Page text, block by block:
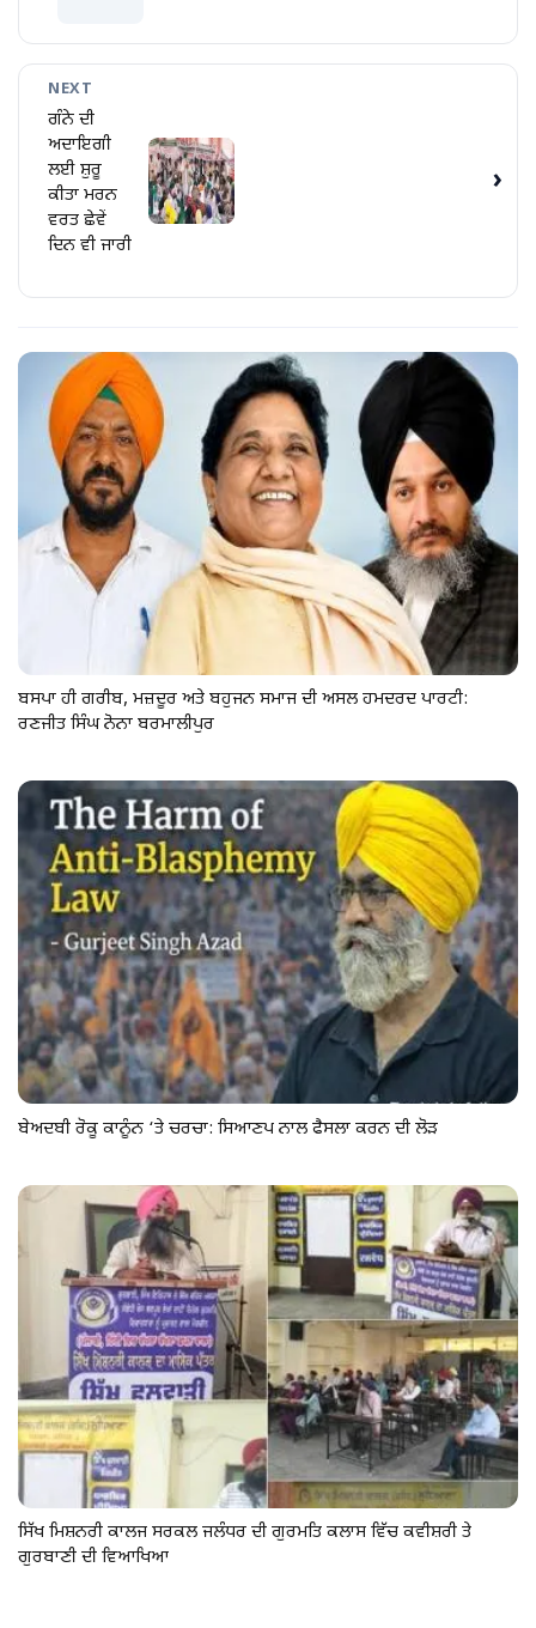
NEXT
ਗੰਨੇ ਦੀ
ਅਦਾਇਗੀ
ਲਈ ਸ਼ੁਰੂ
ਕੀਤਾ ਮਰਨ
ਵਰਤ ਛੇਵੇਂ
ਦਿਨ ਵੀ ਜਾਰੀ
›
ਬਸਪਾ ਹੀ ਗਰੀਬ, ਮਜ਼ਦੂਰ ਅਤੇ ਬਹੁਜਨ ਸਮਾਜ ਦੀ ਅਸਲ ਹਮਦਰਦ ਪਾਰਟੀ:
ਰਣਜੀਤ ਸਿੰਘ ਨੋਨਾ ਬਰਮਾਲੀਪੁਰ
ਬੇਅਦਬੀ ਰੋਕੂ ਕਾਨੂੰਨ ‘ਤੇ ਚਰਚਾ: ਸਿਆਣਪ ਨਾਲ ਫੈਸਲਾ ਕਰਨ ਦੀ ਲੋੜ
ਸਿੱਖ ਮਿਸ਼ਨਰੀ ਕਾਲਜ ਸਰਕਲ ਜਲੰਧਰ ਦੀ ਗੁਰਮਤਿ ਕਲਾਸ ਵਿੱਚ ਕਵੀਸ਼ਰੀ ਤੇ
ਗੁਰਬਾਣੀ ਦੀ ਵਿਆਖਿਆ